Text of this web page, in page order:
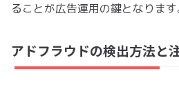
ることが広告運用の鍵となります
アドフラウドの検出方法と